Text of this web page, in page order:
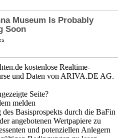
kostenlose Realtime-
und Daten von ARIVA.DE AG.
Seite?
melden
Basisprospekts durch die BaFin
angebotenen Wertpapiere zu
und potenziellen Anlegern